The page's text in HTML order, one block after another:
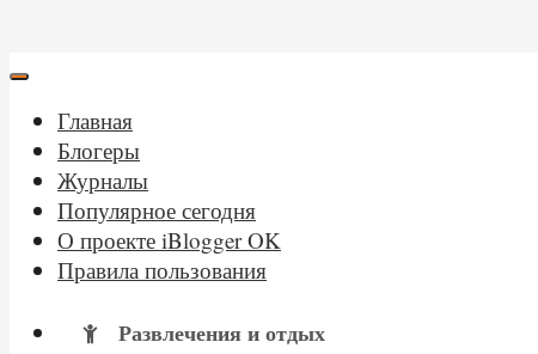
Главная
Блогеры
Журналы
Популярное сегодня
О проекте iBlogger OK
Правила пользования
Развлечения и отдых